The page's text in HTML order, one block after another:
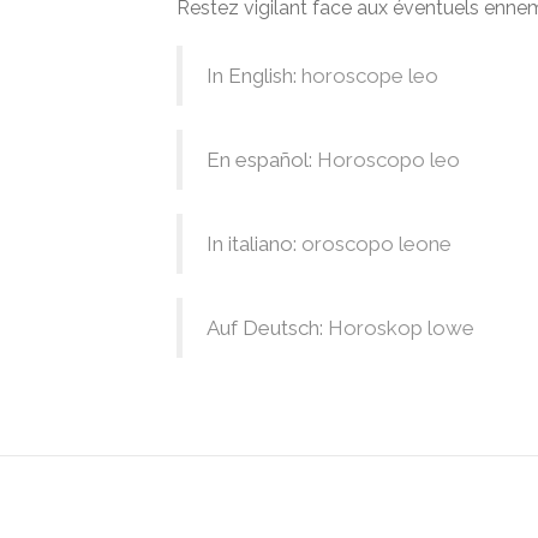
Restez vigilant face aux éventuels
In English: horoscope leo
En español: Horoscopo leo
In italiano: oroscopo leone
Auf Deutsch: Horoskop lowe